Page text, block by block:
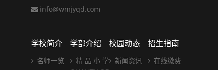
info@wmjyqd.com
学校简介
名师一览
学部介绍
精 品 小 学
校园动态
新闻资讯
招生指南
在线缴费